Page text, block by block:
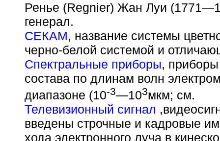
Ренье (Regnier) Жан Луи
генерал.
СЕКАМ, название системы
черно-белой системой и
Спектральные приборы, приборы
состава по длинам волн
диапазоне (10-3—103мкм; см.
Телевизионный сигнал
введены строчные и кадровые
хода электронного луча в